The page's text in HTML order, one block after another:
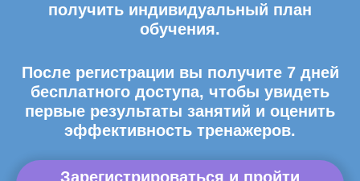
получить индивидуальный план
обучения.
После регистрации вы получите 7 дней
бесплатного доступа, чтобы увидеть
первые результаты занятий и оценить
эффективность тренажеров.
Зарегистрироваться и пройти